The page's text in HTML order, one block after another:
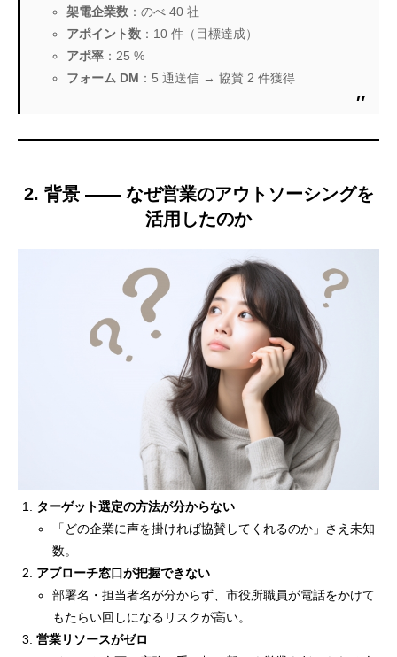
架電企業数：のべ 40 社
アポイント数：10 件（目標達成）
アポ率：25 %
フォーム DM ：5 通送信 → 協賛 2 件獲得
2. 背景 ―― なぜ営業のアウトソーシングを
活用したのか
ターゲット選定の方法が分からない
「どの企業に声を掛ければ協賛してくれるのか」さえ未知
数。
アプローチ窓口が把握できない
部署名・担当者名が分からず、市役所職員が電話をかけて
もたらい回しになるリスクが高い。
営業リソースがゼロ